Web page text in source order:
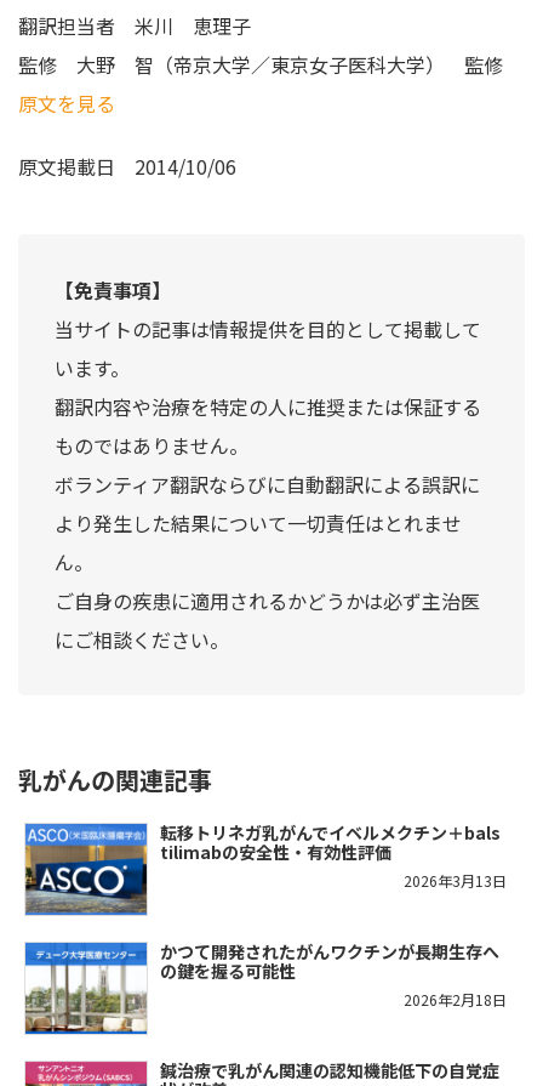
翻訳担当者 米川 恵理子
監修 大野 智（帝京大学／東京女子医科大学） 監修
原文を見る
原文掲載日 2014/10/06
【免責事項】
当サイトの記事は情報提供を目的として掲載して
います。
翻訳内容や治療を特定の人に推奨または保証する
ものではありません。
ボランティア翻訳ならびに自動翻訳による誤訳に
より発生した結果について一切責任はとれませ
ん。
ご自身の疾患に適用されるかどうかは必ず主治医
にご相談ください。
乳がんの関連記事
転移トリネガ乳がんでイベルメクチン＋bals
tilimabの安全性・有効性評価
2026年3月13日
かつて開発されたがんワクチンが長期生存へ
の鍵を握る可能性
2026年2月18日
鍼治療で乳がん関連の認知機能低下の自覚症